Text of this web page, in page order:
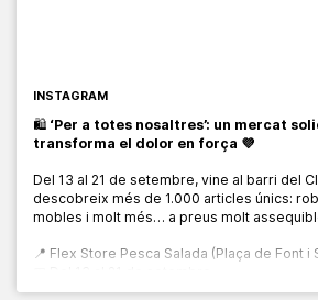
INSTAGRAM
🛍️ ‘Per a totes nosaltres’: un mercat
transforma el dolor en força 💜
Del 13 al 21 de setembre, vine al barri del
descobreix més de 1.000 articles únics:
mobles i molt més… a preus molt
📍 Flex Store Pesca Salada (Plaça de Font i
🕙 De 10:00 a 20:00 h